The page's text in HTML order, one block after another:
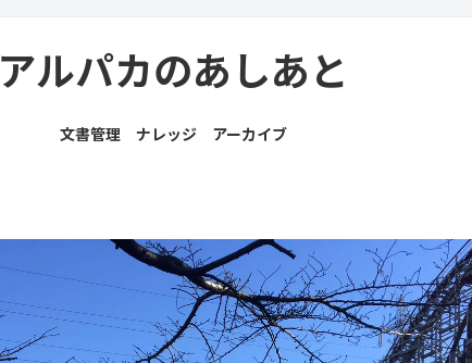
アルパカのあしあと
文書管理 ナレッジ アーカイブ